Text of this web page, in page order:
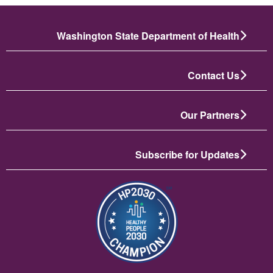
Washington State Department of Health
Contact Us
Our Partners
Subscribe for Updates
תמונה